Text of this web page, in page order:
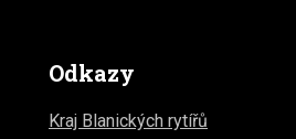
Odkazy
Kraj Blanických rytířů